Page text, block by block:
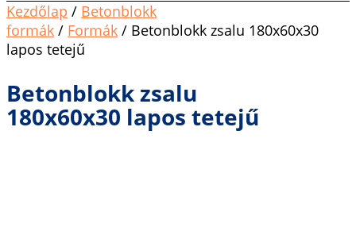
Kezdőlap / Betonblokk
formák / Formák / Betonblokk zsalu 180x60x30
lapos tetejű
Betonblokk zsalu
180x60x30 lapos tetejű